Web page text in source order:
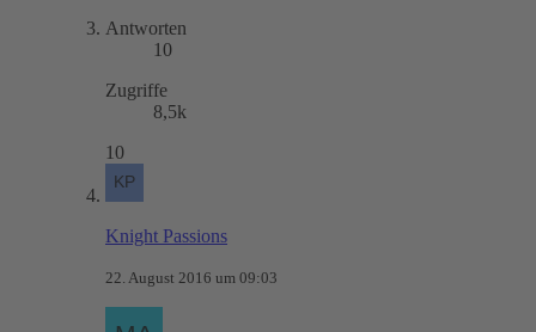
Antworten
10
Zugriffe
8,5k
10
Knight Passions
22. August 2016 um 09:03